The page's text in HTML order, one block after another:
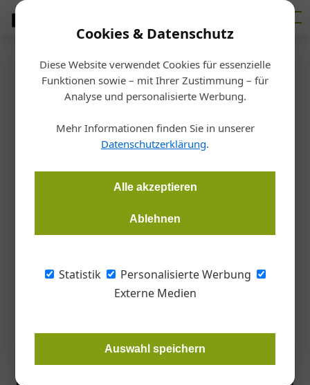
Cookies & Datenschutz
Diese Website verwendet Cookies für essenzielle
Funktionen sowie – mit Ihrer Zustimmung – für
Analyse und personalisierte Werbung.
Mehr Informationen finden Sie in unserer
Datenschutzerklärung.
Alle akzeptieren
Ablehnen
Statistik
Personalisierte Werbung
Externe Medien
Auswahl speichern
Startseite/Bau- + Werkstoffe
Führungswechsel
Neue Geschäftsführung bei
Sto-Österreich
Nach einem knappen Vierteljahrhundert an der Spitze der Sto
2026 die Geschäftsführung an Erwin Truskaller, der den
Erfolgskurs des Unternehmens, als Technologieführer im